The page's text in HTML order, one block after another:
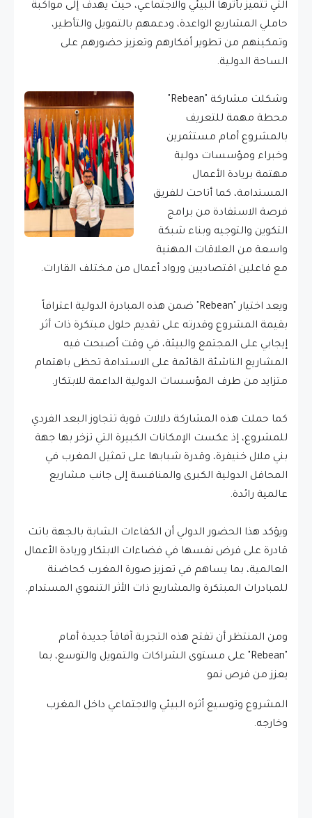
التي تتميز بأثرها البيئي والاجتماعي، حيث يهدف إلى مواكبة
حاملي المشاريع الواعدة، ودعمهم بالتمويل والتأطير،
وتمكينهم من تطوير أفكارهم وتعزيز حضورهم على
الساحة الدولية.
محطة مهمة للتعريف
بالمشروع أمام مستثمرين
وخبراء ومؤسسات دولية
مهتمة بريادة الأعمال
المستدامة، كما أتاحت للفريق
فرصة الاستفادة من برامج
التكوين والتوجيه وبناء شبكة
واسعة من العلاقات المهنية
مع فاعلين اقتصاديين ورواد أعمال من مختلف القارات.
ويعد اختيار "Rebean" ضمن هذه المبادرة الدولية اعترافاً
بقيمة المشروع وقدرته على تقديم حلول مبتكرة ذات أثر
إيجابي على المجتمع والبيئة، في وقت أصبحت فيه
المشاريع الناشئة القائمة على الاستدامة تحظى باهتمام
متزايد من طرف المؤسسات الدولية الداعمة للابتكار.
كما حملت هذه المشاركة دلالات قوية تتجاوز البعد الفردي
للمشروع، إذ عكست الإمكانات الكبيرة التي تزخر بها جهة
بني ملال خنيفرة، وقدرة شبابها على تمثيل المغرب في
المحافل الدولية الكبرى والمنافسة إلى جانب مشاريع
عالمية رائدة.
ويؤكد هذا الحضور الدولي أن الكفاءات الشابة بالجهة باتت
قادرة على فرض نفسها في فضاءات الابتكار وريادة الأعمال
العالمية، بما يساهم في تعزيز صورة المغرب كحاضنة
للمبادرات المبتكرة والمشاريع ذات الأثر التنموي المستدام.
ومن المنتظر أن تفتح هذه التجربة آفاقاً جديدة أمام
"Rebean" على مستوى الشراكات والتمويل والتوسع، بما
يعزز من فرص نمو
المشروع وتوسيع أثره البيئي والاجتماعي داخل المغرب
وخارجه.